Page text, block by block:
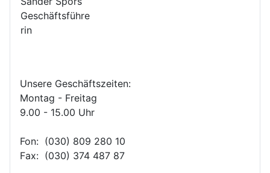
Unsere Geschäftszeiten:
Montag - Freitag
9.00 - 15.00 Uhr
Fon: (030) 809 280 10
Fax: (030) 374 487 87